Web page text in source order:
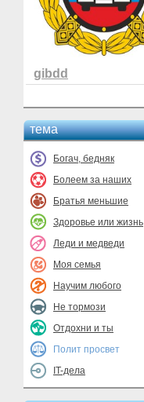
gibdd
тема
Богач, бедняк
Болеем за наших
Братья меньшие
Здоровье или жизнь
Леди и медведи
Моя семья
Научим любого
Не тормози
Отдохни и ты
Полит просвет
IT-дела